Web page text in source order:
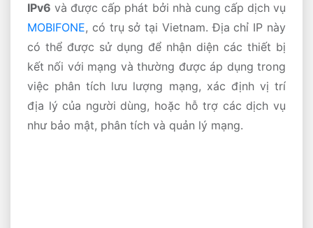
IPv6 và được cấp phát bởi nhà cung cấp dịch vụ
MOBIFONE, có trụ sở tại Vietnam. Địa chỉ IP này
có thể được sử dụng để nhận diện các thiết bị
kết nối với mạng và thường được áp dụng trong
việc phân tích lưu lượng mạng, xác định vị trí
địa lý của người dùng, hoặc hỗ trợ các dịch vụ
như bảo mật, phân tích và quản lý mạng.